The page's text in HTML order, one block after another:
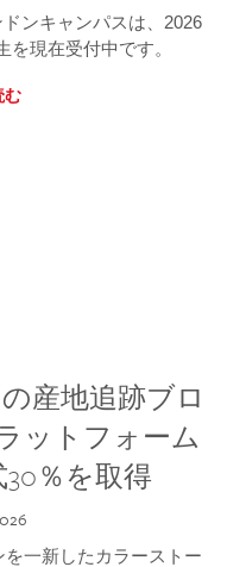
ンキャンパスは、2026
現在受付中です。
む
産地追跡ブロ
ットフォーム
30％を取得
一新したカラーストー